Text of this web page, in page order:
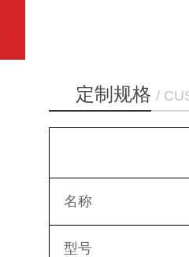
定制规格 /
名称
型号